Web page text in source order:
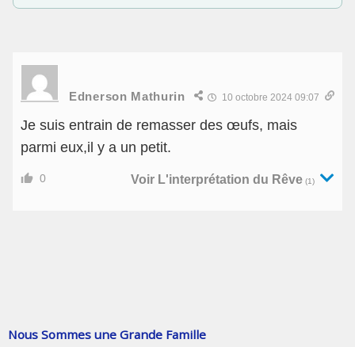
Ednerson Mathurin 10 octobre 2024 09:07
Je suis entrain de remasser des œufs, mais
parmi eux,il y a un petit.
0 Voir L'interprétation du Rêve (1)
Nous Sommes une Grande Famille